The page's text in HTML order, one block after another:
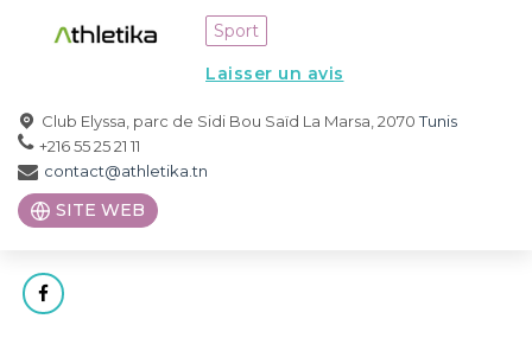
Sport
Laisser un avis
Club Elyssa, parc de Sidi Bou Saïd La Marsa, 2070Tunis
+216 55 25 21 11
contact@athletika.tn
SITE WEB